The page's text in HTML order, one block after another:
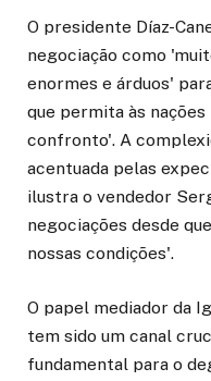
O presidente Díaz-
negociação como
enormes e árduos'
que permita às
confronto'. A
acentuada pelas
ilustra o vendedor
negociações desde
nossas condições'.
O papel mediador da
tem sido um canal
fundamental para o